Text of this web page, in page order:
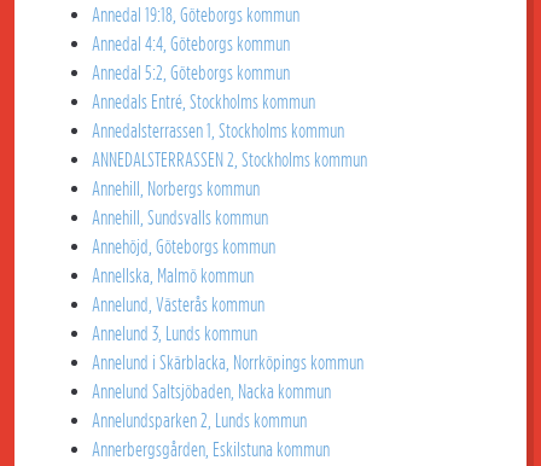
Annedal 19:18, Göteborgs kommun
Annedal 4:4, Göteborgs kommun
Annedal 5:2, Göteborgs kommun
Annedals Entré, Stockholms kommun
Annedalsterrassen 1, Stockholms kommun
ANNEDALSTERRASSEN 2, Stockholms kommun
Annehill, Norbergs kommun
Annehill, Sundsvalls kommun
Annehöjd, Göteborgs kommun
Annellska, Malmö kommun
Annelund, Västerås kommun
Annelund 3, Lunds kommun
Annelund i Skärblacka, Norrköpings kommun
Annelund Saltsjöbaden, Nacka kommun
Annelundsparken 2, Lunds kommun
Annerbergsgården, Eskilstuna kommun